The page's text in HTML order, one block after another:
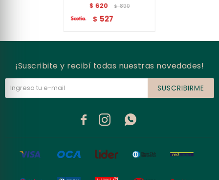
$ 620 $ 890
$ 527
¡Suscribite y recibí todas nuestras novedades!
SUSCRIBIRME
  